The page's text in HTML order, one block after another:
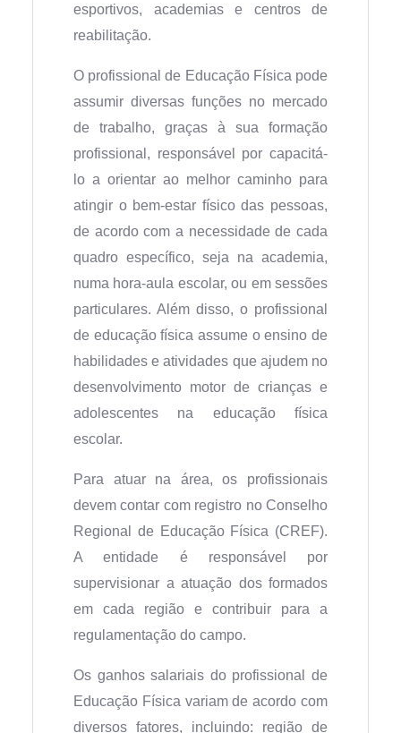
esportivos, academias e centros de
reabilitação.
O profissional de Educação Física pode
assumir diversas funções no mercado
de trabalho, graças à sua formação
profissional, responsável por capacitá-
lo a orientar ao melhor caminho para
atingir o bem-estar físico das pessoas,
de acordo com a necessidade de cada
quadro específico, seja na academia,
numa hora-aula escolar, ou em sessões
particulares. Além disso, o profissional
de educação física assume o ensino de
habilidades e atividades que ajudem no
desenvolvimento motor de crianças e
adolescentes na educação física
escolar.
Para atuar na área, os profissionais
devem contar com registro no Conselho
Regional de Educação Física (CREF).
A entidade é responsável por
supervisionar a atuação dos formados
em cada região e contribuir para a
regulamentação do campo.
Os ganhos salariais do profissional de
Educação Física variam de acordo com
diversos fatores, incluindo: região de